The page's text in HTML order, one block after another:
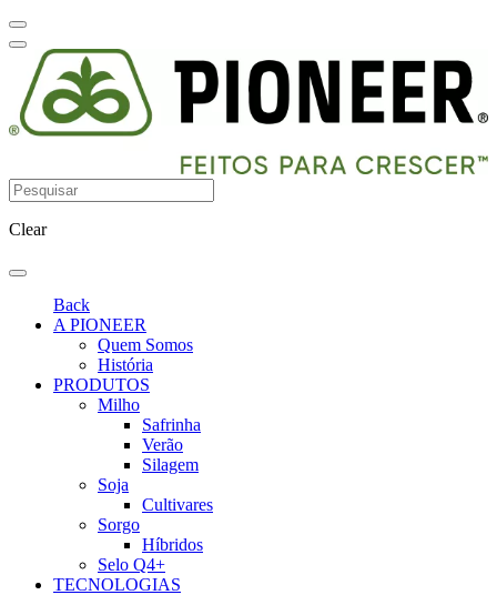
Clear
Back
A PIONEER
Quem Somos
História
PRODUTOS
Milho
Safrinha
Verão
Silagem
Soja
Cultivares
Sorgo
Híbridos
Selo Q4+
TECNOLOGIAS